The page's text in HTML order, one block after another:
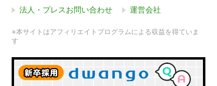
法人・プレスお問い合わせ 運営会社
※本サイトはアフィリエイトプログラムによる収益を得ていま
す